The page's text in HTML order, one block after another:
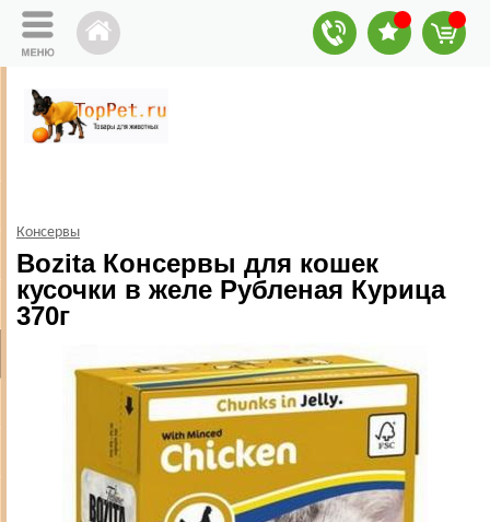
Консервы
Bozita Консервы для кошек
кусочки в желе Рубленая Курица
370г